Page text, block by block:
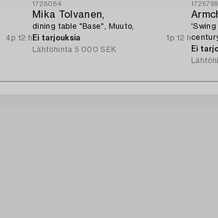
4p 12 h
1728084
Mika Tolvanen,
dining table "Base", Muuto,
Ei tarjouksia
1p 12 h
Lähtöhinta 5 000 SEK
1726799
Ei